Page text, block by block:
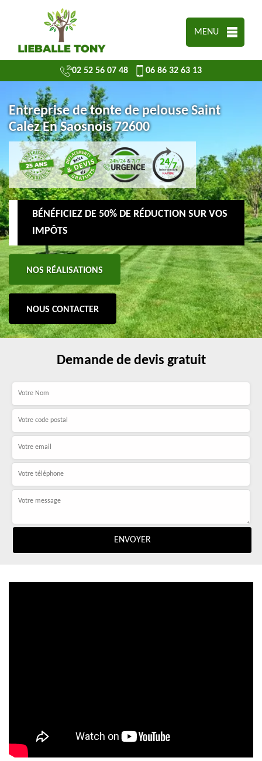
MENU
02 52 56 07 48 06 86 32 63 13
Entreprise de tonte de pelouse Saint
Calez En Saosnois 72600
BÉNÉFICIEZ DE 50% DE RÉDUCTION SUR VOS
IMPÔTS
NOS RÉALISATIONS
NOUS CONTACTER
Demande de devis gratuit